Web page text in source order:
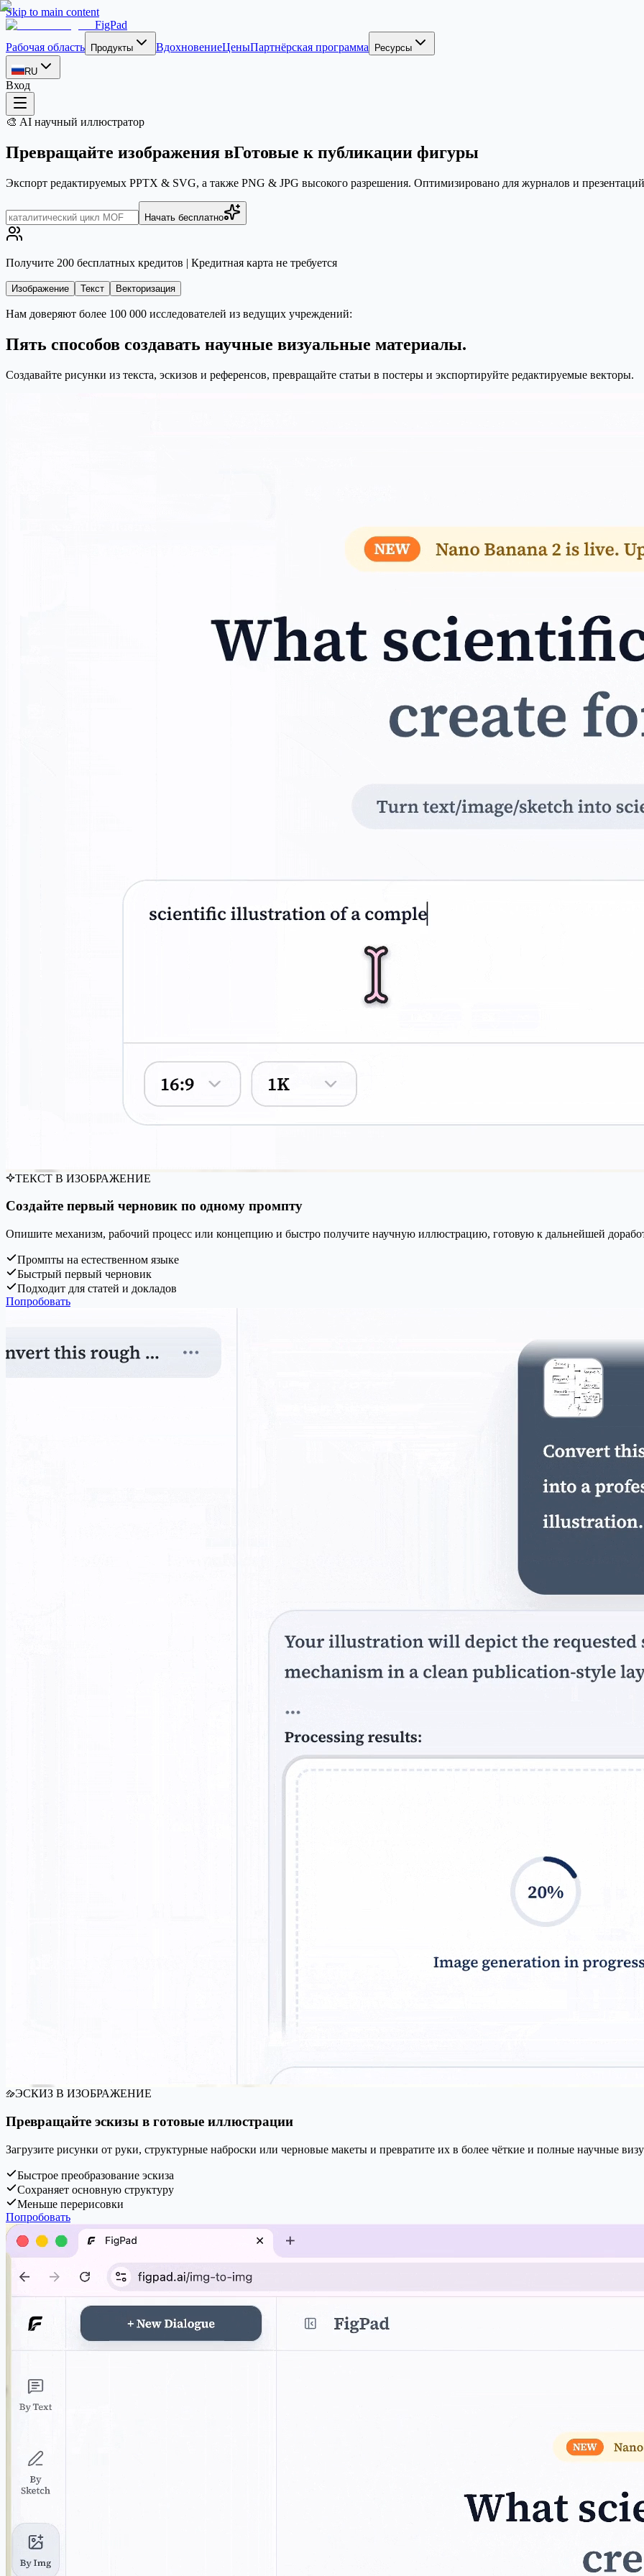
Skip to main content
FigPad
Рабочая область
Продукты ВдохновениеЦеныПартнёрская программа Ресурсы
RU
Вход
🎨 AI научный иллюстратор
Превращайте изображения вГотовые к публикации фигуры
Экспорт редактируемых PPTX & SVG, а также PNG & JPG высокого разрешения. Оптимизировано для журналов и
Начать бесплатно
Получите 200 бесплатных кредитов | Кредитная карта не требуется
Изображение Текст Векторизация
Нам доверяют более 100 000 исследователей из ведущих учреждений:
Пять способов создавать научные визуальные материалы.
Создавайте рисунки из текста, эскизов и референсов, превращайте статьи в постеры и экспортируйте редактируемые векторы.
ТЕКСТ В ИЗОБРАЖЕНИЕ
Создайте первый черновик по одному промпту
Опишите механизм, рабочий процесс или концепцию и быстро получите научную иллюстрацию, готовую к дальнейшей
Промпты на естественном языке
Быстрый первый черновик
Подходит для статей и докладов
Попробовать
ЭСКИЗ В ИЗОБРАЖЕНИЕ
Превращайте эскизы в готовые иллюстрации
Загрузите рисунки от руки, структурные наброски или черновые макеты и превратите их в более чёткие и полные научные
Быстрое преобразование эскиза
Сохраняет основную структуру
Меньше перерисовки
Попробовать